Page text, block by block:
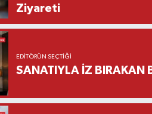
Ziyareti
EDITÖRÜN SEÇTIĞI
SANATIYLA İZ BIRAKAN